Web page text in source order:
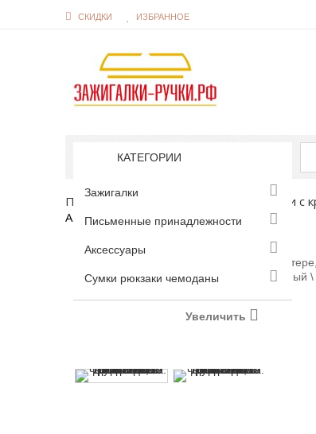
СКИДКИ ИЗБРАННОЕ
КАТЕГОРИИ
Зажигалки
Письменные принадлежности
Аксессуары
Сумки рюкзаки чемоданы
Письменные принадлежности Ручки
AT0622S-119
Увеличить